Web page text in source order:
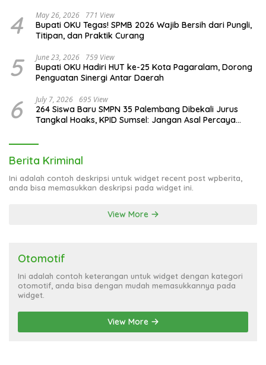
4 May 26, 2026 771 View
Bupati OKU Tegas! SPMB 2026 Wajib Bersih dari Pungli,
Titipan, dan Praktik Curang
5 June 23, 2026 759 View
Bupati OKU Hadiri HUT ke-25 Kota Pagaralam, Dorong
Penguatan Sinergi Antar Daerah
6 July 7, 2026 695 View
264 Siswa Baru SMPN 35 Palembang Dibekali Jurus
Tangkal Hoaks, KPID Sumsel: Jangan Asal Percaya
Berita Kriminal
Ini adalah contoh deskripsi untuk widget recent post wpberita,
anda bisa memasukkan deskripsi pada widget ini.
View More
Otomotif
Ini adalah contoh keterangan untuk widget dengan kategori
otomotif, anda bisa dengan mudah memasukkannya pada
widget.
View More